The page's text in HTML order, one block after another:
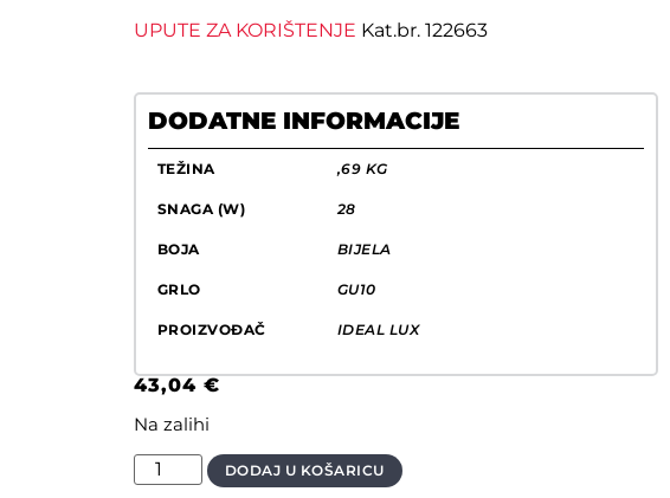
UPUTE ZA KORIŠTENJE Kat.br. 122663
DODATNE INFORMACIJE
TEŽINA ,69 KG
SNAGA (W) 28
BOJA BIJELA
GRLO GU10
PROIZVOĐAČ IDEAL LUX
43,04 €
Na zalihi
DODAJ U KOŠARICU